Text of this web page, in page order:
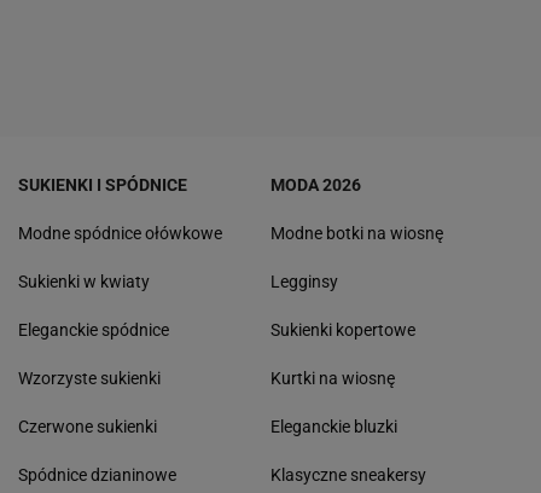
SUKIENKI I SPÓDNICE
Modne spódnice ołówkowe
Sukienki w kwiaty
Eleganckie spódnice
Wzorzyste sukienki
Czerwone sukienki
Spódnice dzianinowe
MODA 2026
Modne botki na wiosnę
Legginsy
Sukienki kopertowe
Kurtki na wiosnę
Eleganckie bluzki
Klasyczne sneakersy